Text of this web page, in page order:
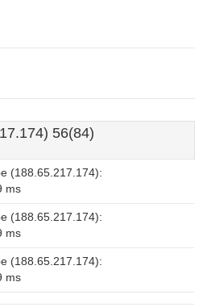
56(84)
(188.65.217.174):
ms
(188.65.217.174):
ms
(188.65.217.174):
ms